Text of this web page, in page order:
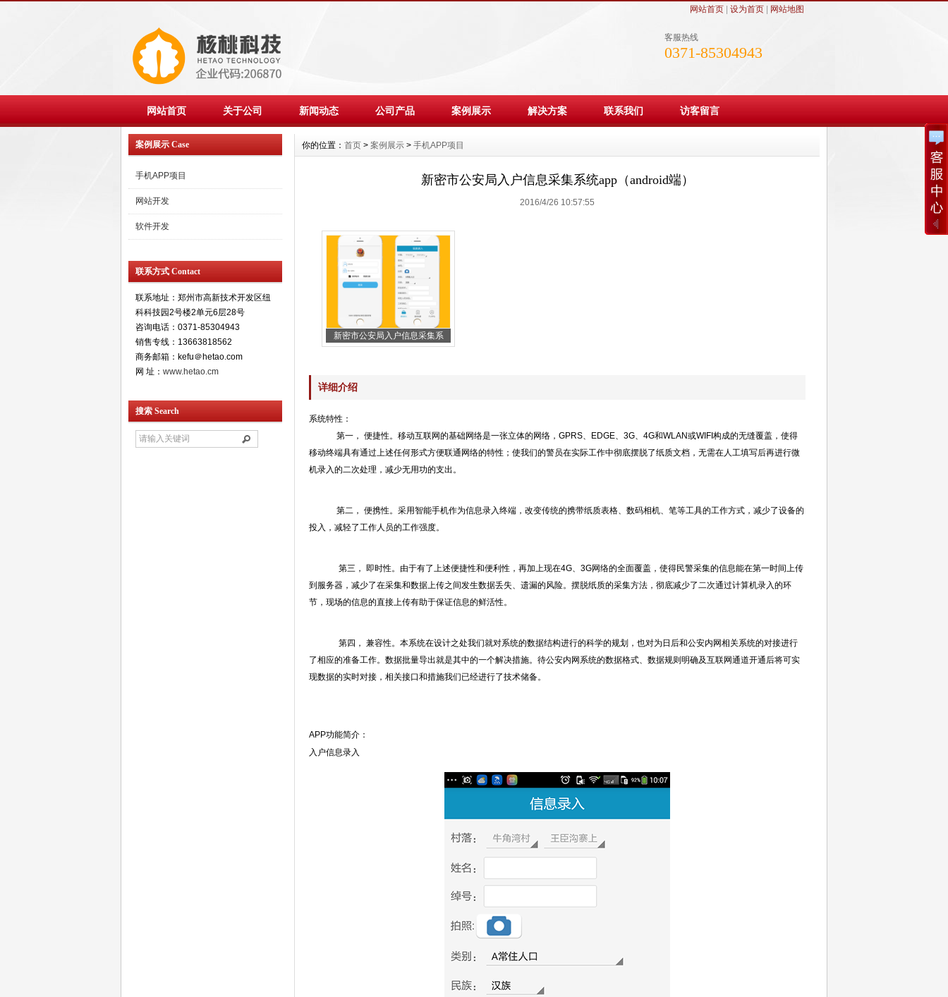
网站首页| 设为首页| 网站地图
客服热线
0371-85304943
网站首页 关于公司 新闻动态 公司产品 案例展示 解决方案 联系我们 访客留言
案例展示 Case
手机APP项目
网站开发
软件开发
联系方式 Contact
联系地址：郑州市高新技术开发区纽
科科技园2号楼2单元6层28号
咨询电话：0371-85304943
销售专线：13663818562
商务邮箱：kefu＠hetao.com
网 址： www.hetao.cm
搜索 Search
你的位置： 首页 > 案例展示 > 手机APP项目
新密市公安局入户信息采集系统app（android端）
2016/4/26 10:57:55
新密市公安局入户信息采集系
详细介绍
系统特性：
第一， 便捷性。移动互联网的基础网络是一张立体的网络，GPRS、EDGE、3G、4G和WLAN或WIFI构成的无缝覆盖，使得
移动终端具有通过上述任何形式方便联通网络的特性；使我们的警员在实际工作中彻底摆脱了纸质文档，无需在人工填写后再进行微
机录入的二次处理，减少无用功的支出。
第二， 便携性。采用智能手机作为信息录入终端，改变传统的携带纸质表格、数码相机、笔等工具的工作方式，减少了设备的
投入，减轻了工作人员的工作强度。
第三， 即时性。由于有了上述便捷性和便利性，再加上现在4G、3G网络的全面覆盖，使得民警采集的信息能在第一时间上传
到服务器，减少了在采集和数据上传之间发生数据丢失、遗漏的风险。摆脱纸质的采集方法，彻底减少了二次通过计算机录入的环
节，现场的信息的直接上传有助于保证信息的鲜活性。
第四， 兼容性。本系统在设计之处我们就对系统的数据结构进行的科学的规划，也对为日后和公安内网相关系统的对接进行
了相应的准备工作。数据批量导出就是其中的一个解决措施。待公安内网系统的数据格式、数据规则明确及互联网通道开通后将可实
现数据的实时对接，相关接口和措施我们已经进行了技术储备。
APP功能简介：
入户信息录入